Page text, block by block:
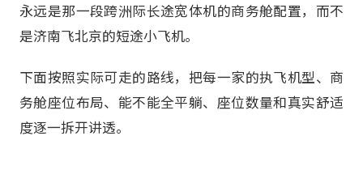
永远是那一段跨洲际长途宽体机的商务舱配置，而不
是济南飞北京的短途小飞机。
下面按照实际可走的路线，把每一家的执飞机型、商
务舱座位布局、能不能全平躺、座位数量和真实舒适
度逐一拆开讲透。